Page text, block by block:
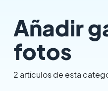
Añadir
fotos
2 artículos de esta